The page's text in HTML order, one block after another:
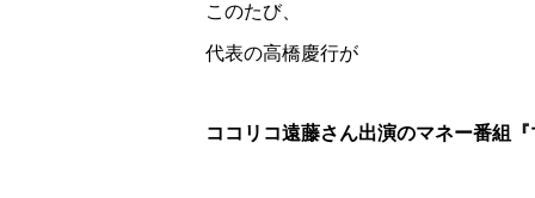
このたび、
代表の高橋慶行が
ココリコ遠藤さん出演のマネー番組